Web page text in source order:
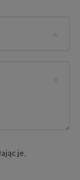
je,